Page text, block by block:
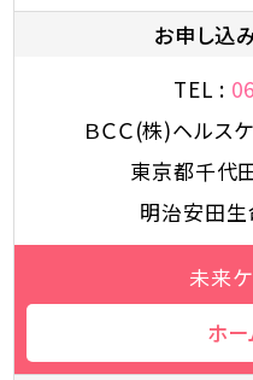
お申し込
TEL :
ＢＣＣ(株)ヘルス
東京都千代
明治安田
未来
ホ